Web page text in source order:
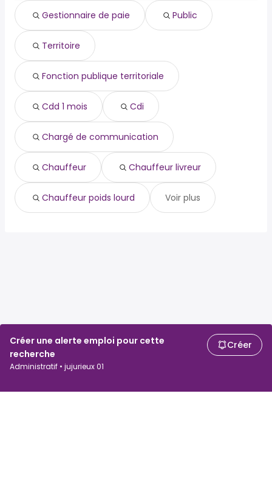
Créer une alerte emploi pour cette
recherche
Administratif • jujurieux 01
Créer
fonction publique territoriale
cdd 1 mois
cdi
chargé de communication
chauffeur
chauffeur livreur
chauffeur routier
Gestionnaire de paie Public
Territoire
Fonction publique territoriale
Cdd 1 mois Cdi
Chargé de communication
Chauffeur Chauffeur livreur
Chauffeur poids lourd Voir plus